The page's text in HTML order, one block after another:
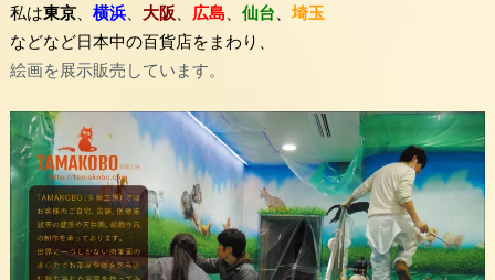
私は東京、 横浜、 大阪 広島 仙台 、埼玉
などなど日本中の百貨店をまわり、
絵画を展示販売しています。